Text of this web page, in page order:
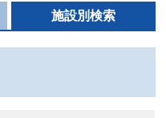
施設別検索